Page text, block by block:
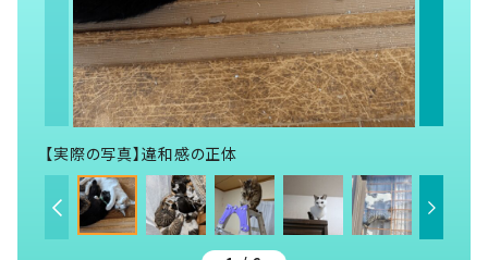
【実際の写真】違和感の正体